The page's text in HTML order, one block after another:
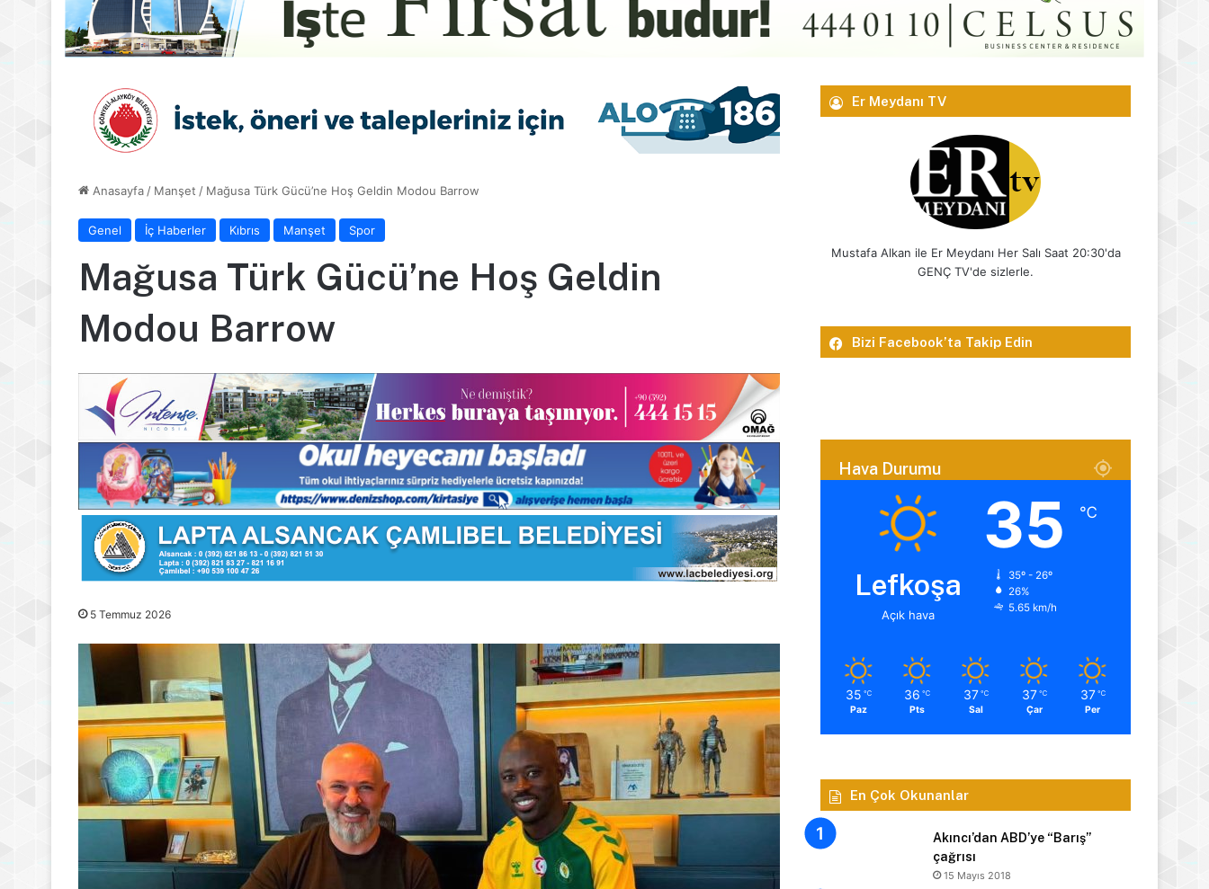
Anasayfa / Manşet / Mağusa Türk Gücü’ne Hoş Geldin Modou Barrow
Genel İç Haberler Kıbrıs Manşet Spor
Mağusa Türk Gücü’ne Hoş Geldin
Modou Barrow
5 Temmuz 2026
Er Meydanı TV
Mustafa Alkan ile Er Meydanı Her Salı Saat 20:30'da
GENÇ TV'de sizlerle.
Bizi Facebook’ta Takip Edin
Hava Durumu
Lefkoşa
Açık hava
35 ℃
35º - 26º
26%
5.65 km/h
35 ℃
Paz
36 ℃
Pts
37 ℃
Sal
37 ℃
Çar
37 ℃
Per
En Çok Okunanlar
Akıncı’dan ABD’ye “Barış”
çağrısı
15 Mayıs 2018